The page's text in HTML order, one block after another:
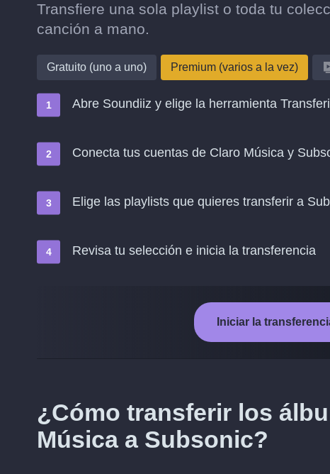
Transfiere una sola playlist o toda tu
canción a mano.
Gratuito (uno a uno) Premium (varios a la vez)
Abre Soundiiz y elige la herramienta
Conecta tus cuentas de Claro Música y
Elige las playlists que quieres transferir a
Revisa tu selección e inicia la transferencia
Iniciar la
¿Cómo transferir los
Música a Subsonic?